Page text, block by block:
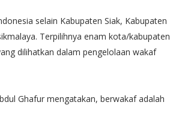
selain Kabupaten Siak, Kabupaten
Terpilihnya enam kota/kabupaten
dilihatkan dalam pengelolaan wakaf
Ghafur mengatakan, berwakaf adalah